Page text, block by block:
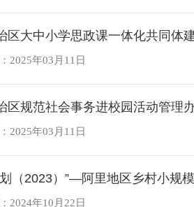
区大中小学思政课一体化共同体
2025年03月11日
区规范社会事务进校园活动管理
2025年03月11日
2024年10月22日